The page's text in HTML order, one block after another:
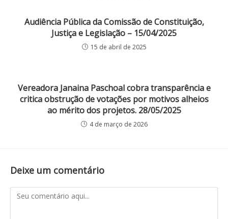
Audiência Pública da Comissão de Constituição,
Justiça e Legislação – 15/04/2025
15 de abril de 2025
Vereadora Janaina Paschoal cobra transparência e
critica obstrução de votações por motivos alheios
ao mérito dos projetos. 28/05/2025
4 de março de 2026
Deixe um comentário